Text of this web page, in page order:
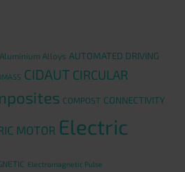
Aluminium Alloys AUTOMATED DRIVING
CIDAUT CIRCULAR
COMPOST CONNECTIVITY
MOTOR Electric
Electromagnetic Pulse